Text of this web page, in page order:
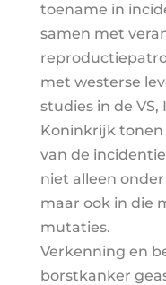
toename in
samen met
met westerse
studies in de
Koninkrijk
van de
niet alleen
maar ook in die
mutaties.
Verkenning en
borstkanker